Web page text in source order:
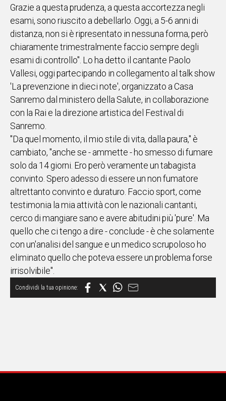
SPORT
EVENTI
STORIE
VIDEO
UNISCITI
AL CANALE
WHATSAPP
Social
Grazie a questa prudenza, a questa accortezza negli
esami, sono riuscito a debellarlo. Oggi, a 5-6 anni di
distanza, non si è ripresentato in nessuna forma, però
chiaramente trimestralmente faccio sempre degli
esami di controllo". Lo ha detto il cantante Paolo
Vallesi, oggi partecipando in collegamento al talk show
'La prevenzione in dieci note', organizzato a Casa
Sanremo dal ministero della Salute, in collaborazione
con la Rai e la direzione artistica del Festival di
Sanremo.
"Da quel momento, il mio stile di vita, dalla paura," è
cambiato, "anche se - ammette - ho smesso di fumare
solo da 14 giorni. Ero però veramente un tabagista
convinto. Spero adesso di essere un non fumatore
altrettanto convinto e duraturo. Faccio sport, come
testimonia la mia attività con le nazionali cantanti,
cerco di mangiare sano e avere abitudini più 'pure'. Ma
quello che ci tengo a dire - conclude - è che solamente
con un'analisi del sangue e un medico scrupoloso ho
eliminato quello che poteva essere un problema forse
irrisolvibile".